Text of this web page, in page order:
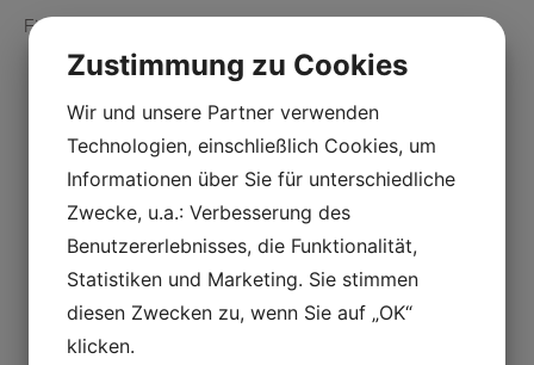
Finden Sie einen Therapeuten
Zustimmung zu Cookies
Wir und unsere Partner verwenden
Technologien, einschließlich Cookies, um
Informationen über Sie für unterschiedliche
Zwecke, u.a.: Verbesserung des
Benutzererlebnisses, die Funktionalität,
Statistiken und Marketing. Sie stimmen
diesen Zwecken zu, wenn Sie auf „OK“
klicken.